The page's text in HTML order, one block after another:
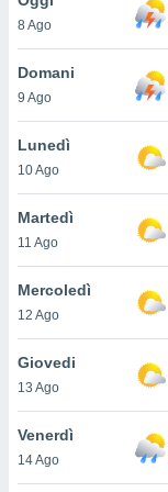
è
al sito
di
ci
di
il
un
la
nella
8 Ago
Domani
9 Ago
Lunedì
10 Ago
Martedì
11 Ago
Mercoledì
12 Ago
Giovedi
13 Ago
Venerdì
14 Ago